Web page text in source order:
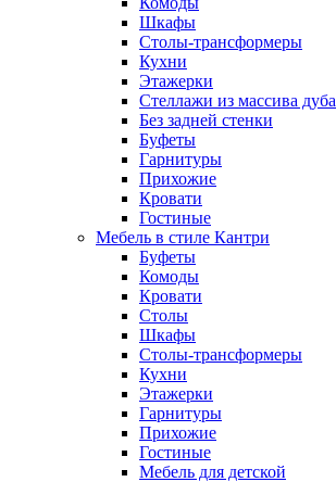
Шкафы
Столы-трансформеры
Кухни
Этажерки
Стеллажи из массива дуба
Без задней стенки
Буфеты
Гарнитуры
Прихожие
Кровати
Гостиные
Мебель в стиле Кантри
Буфеты
Комоды
Кровати
Столы
Шкафы
Столы-трансформеры
Кухни
Этажерки
Гарнитуры
Прихожие
Гостиные
Мебель для детской